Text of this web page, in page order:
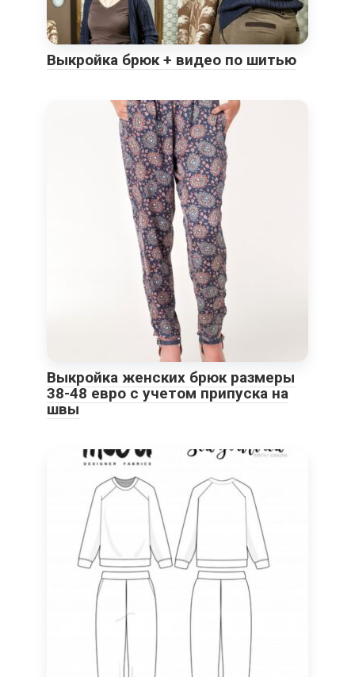
Выкройка брюк + видео по шитью
Выкройка женских брюк размеры
38-48 евро с учетом припуска на
швы